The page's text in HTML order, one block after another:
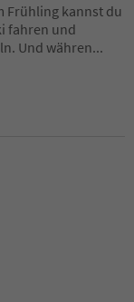
Frühling kannst du
fahren und
Und währen...